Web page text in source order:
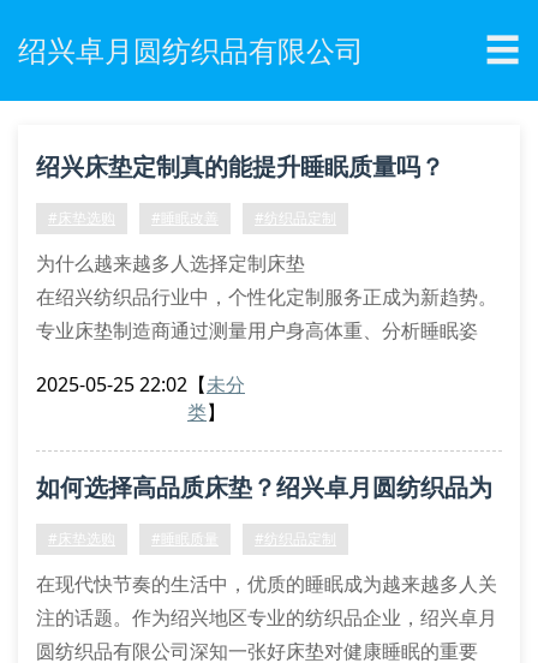
绍兴卓月圆纺织品有限公司 ☰
绍兴床垫定制真的能提升睡眠质量吗？
#床垫选购 #睡眠改善 #纺织品定制
为什么越来越多人选择定制床垫
在绍兴纺织品行业中，个性化定制服务正成为新趋势。
专业床垫制造商通过测量用户身高体重、分析睡眠姿
统。这种定制床垫能有效缓解腰椎压力，改善血液循
记忆棉层：自动适应体型曲线
独立弹簧组：分区支撑关键部位
2025-05-25 22:02 【未分
类】
如何选择高品质床垫？绍兴卓月圆纺织品为
您解答
#床垫选购 #睡眠质量 #纺织品定制
在现代快节奏的生活中，优质的睡眠成为越来越多人关
注的话题。作为绍兴地区专业的纺织品企业，绍兴卓月
圆纺织品有限公司深知一张好床垫对健康睡眠的重要